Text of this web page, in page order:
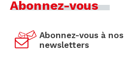
Abonnez-vous
Abonnez-vous à nos
newsletters